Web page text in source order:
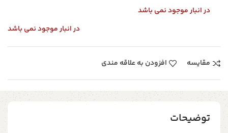
در انبار موجود نمی باشد
در انبار موجود نمی باشد
مقایسه افزودن به علاقه مندی
توضیحات